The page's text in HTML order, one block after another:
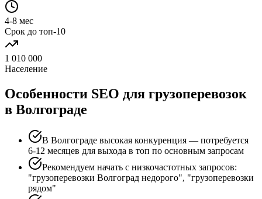
4-8 мес
Срок до топ-10
1 010 000
Население
Особенности SEO для грузоперевозок
в Волгограде
В Волгограде высокая конкуренция — потребуется
6-12 месяцев для выхода в топ по основным запросам
Рекомендуем начать с низкочастотных запросов:
"грузоперевозки Волгоград недорого", "грузоперевозки
рядом"